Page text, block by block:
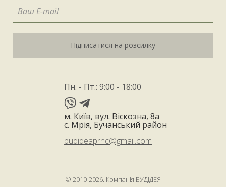
Підписатися на розсилку
Пн. - Пт.: 9:00 - 18:00
м. Київ, вул. Віскозна, 8а
с. Мрія, Бучанський район
budideaprnc@gmail.com
© 2010-2026. Компанія БУДІДЕЯ